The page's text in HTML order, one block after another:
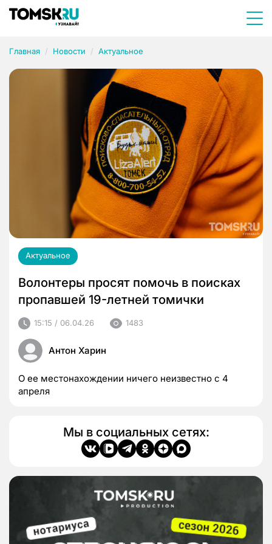
Главная Новости Актуальное
Актуальное
Волонтеры просят помочь в поисках
пропавшей 19-летней томички
15:15 / 06.04.26 1483
Антон Харин
О ее местонахождении ничего неизвестно с 4
апреля
Мы в социальных сетях: